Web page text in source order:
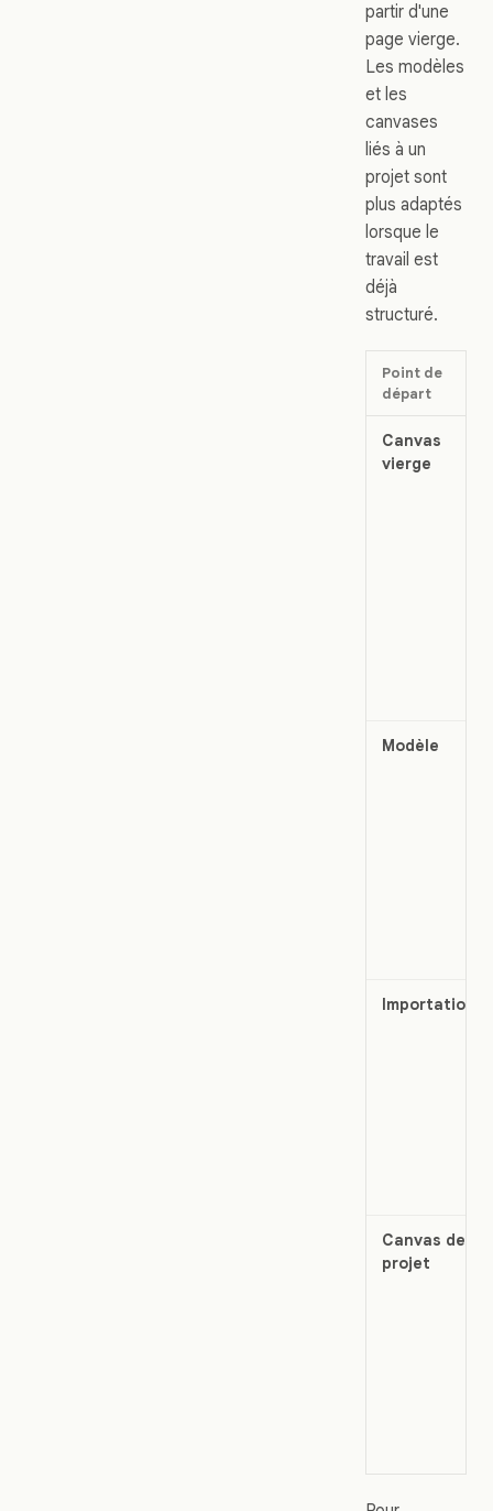
partir d'une
page vierge.
Les modèles
et les
canvases
liés à un
projet sont
plus adaptés
lorsque le
travail est
déjà
structuré.
Point de
départ
Canvas
vierge
Modèle
Importation
Canvas de
projet